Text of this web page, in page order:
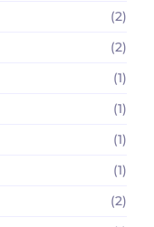
(2)
(2)
(1)
(1)
(1)
(1)
(2)